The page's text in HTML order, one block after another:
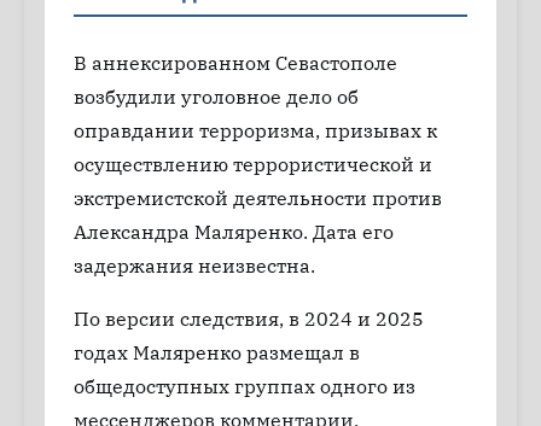
В аннексированном Севастополе
возбудили уголовное дело об
оправдании терроризма, призывах к
осуществлению террористической и
экстремистской деятельности против
Александра Маляренко. Дата его
задержания неизвестна.
По версии следствия, в 2024 и 2025
годах Маляренко размещал в
общедоступных группах одного из
мессенджеров комментарии,